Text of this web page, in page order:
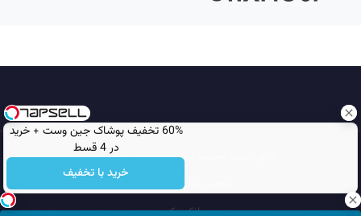
60% تخفیف پوشاک جین وست + خرید
در 4 قسط
خرید با تخفیف
تمامی حقوق محفوظ است © 2026
مجله نورگرام
انجمن نورگرام
بانک عکس